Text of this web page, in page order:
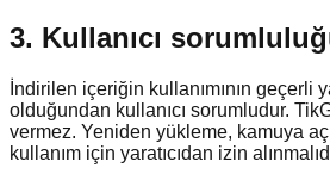
3. Kullanıcı
İndirilen içeriğin kullanımının geçerli
olduğundan kullanıcı sorumludur.
vermez. Yeniden yükleme, kamuya
kullanım için yaratıcıdan izin